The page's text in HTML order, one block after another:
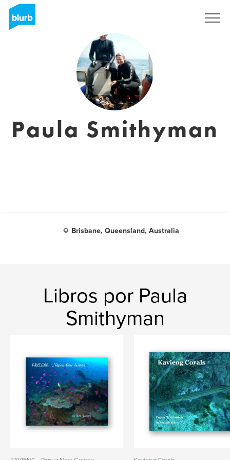
Paula Smithyman
Brisbane, Queensland, Australia
Libros por Paula
Smithyman